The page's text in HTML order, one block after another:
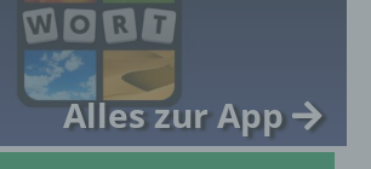
Alles zur App
psychischen, wirtschaftlichen,
oder sozialen Identität dieser
Person sind, identifiziert werden